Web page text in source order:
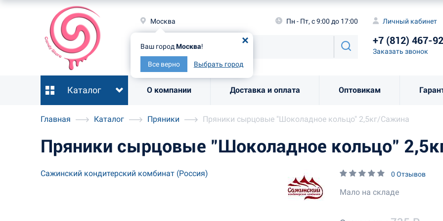
Москва
Ваш город Москва!
Все верно Выбрать город
Пн - Пт, с 9:00 до 17:00 Личный кабинет
+7 (812) 467-
Заказать звонок
Каталог О компании Доставка и оплата Оптовикам
Ваш городМосква
Все верно
Заказать
Главная Каталог Пряники Пряники сырцовые "Шоколадное кольцо" 2,5кг/Сажина
Пряники сырцовые "Шоколадное кольцо"
Сажинский кондитерский комбинат (Россия) 0 Отзывов
Мало на складе